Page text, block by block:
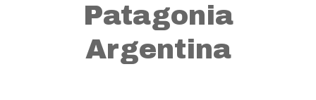
Patagonia
Argentina